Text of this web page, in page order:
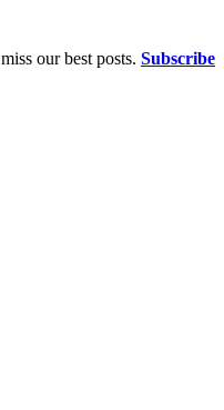
our best posts. Subscribe